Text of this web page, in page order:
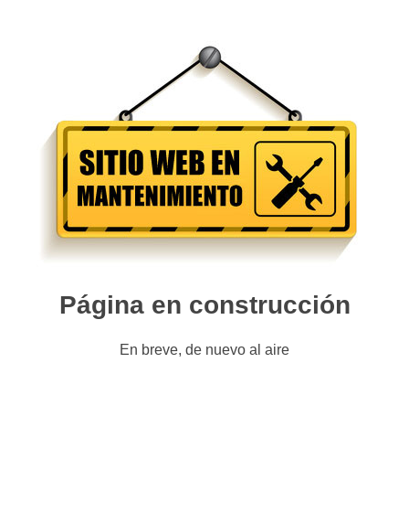
Página en construcción
En breve, de nuevo al aire